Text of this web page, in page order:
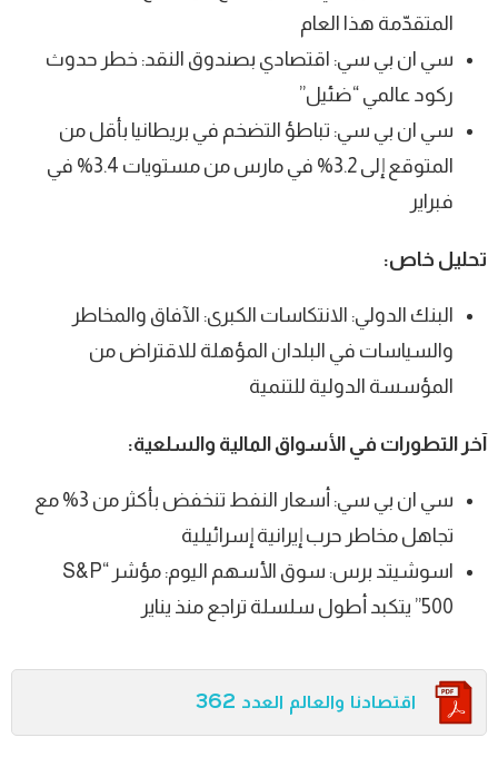
المتقدّمة هذا العام
سي ان بي سي: اقتصادي بصندوق النقد: خطر حدوث
ركود عالمي “ضئيل”
سي ان بي سي: تباطؤ التضخم في بريطانيا بأقل من
المتوقع إلى 3.2% في مارس من مستويات 3.4% في
فبراير
تحليل خاص:
البنك الدولي: الانتكاسات الكبرى: الآفاق والمخاطر
والسياسات في البلدان المؤهلة للاقتراض من
المؤسسة الدولية للتنمية
آخر التطورات في الأسواق المالية والسلعية:
سي ان بي سي: أسعار النفط تنخفض بأكثر من 3% مع
تجاهل مخاطر حرب إيرانية إسرائيلية
اسوشيتد برس: سوق الأسهم اليوم: مؤشر “S&P
500” يتكبد أطول سلسلة تراجع منذ يناير
اقتصادنا والعالم العدد 362